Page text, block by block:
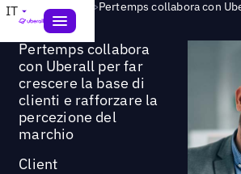
IT Success Story >
Pertemps collabora
con Uberall per far
crescere la base di
clienti e rafforzare la
percezione del
marchio
Client